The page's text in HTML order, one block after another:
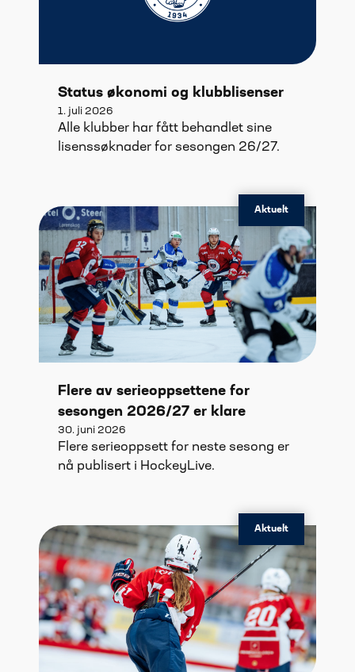
Status økonomi og klubblisenser
1. juli 2026
Alle klubber har fått behandlet sine
lisenssøknader for sesongen 26/27.
Aktuelt
Flere av serieoppsettene for
sesongen 2026/27 er klare
30. juni 2026
Flere serieoppsett for neste sesong er
nå publisert i HockeyLive.
Aktuelt